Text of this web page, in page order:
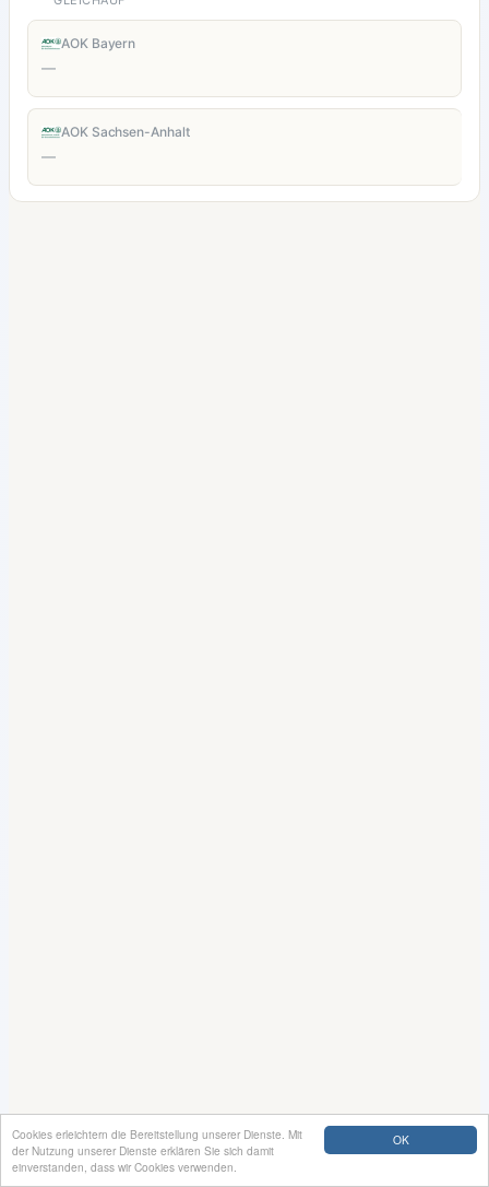
OK
Cookies erleichtern die Bereitstellung unserer Dienste. Mit
der Nutzung unserer Dienste erklären Sie sich damit
einverstanden, dass wir Cookies verwenden.
AOK Bayern
—
AOK Sachsen-Anhalt
—